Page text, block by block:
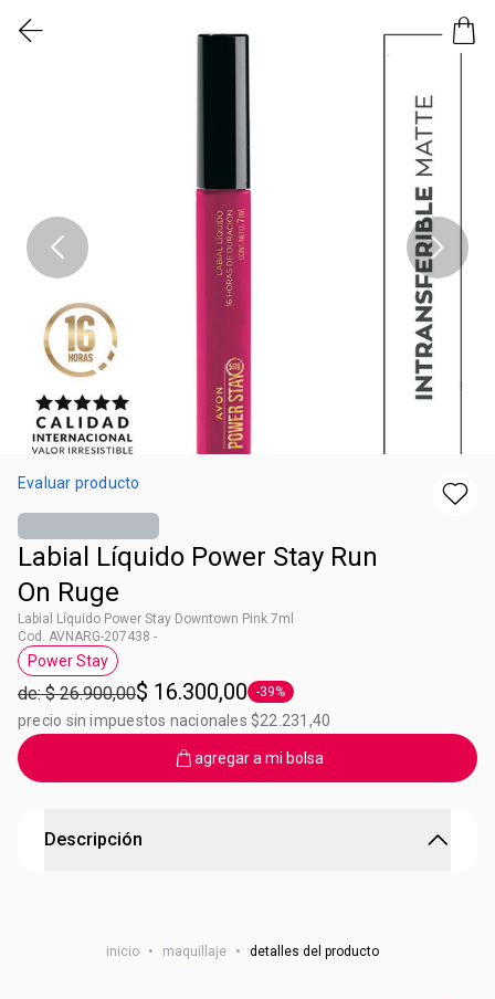
Evaluar producto
Labial Líquido Power Stay Run
On Ruge
Labial Líquido Power Stay Downtown Pink 7ml
Cod. AVNARG-207438 -
Etiqueta Power Stay
Power Stay
de: $ 26.900,00$ 16.300,00 Etiqueta -39%
-39%
precio sin impuestos nacionales $22.231,40
agregar a mi bolsa
Descripción
labial que llegó para quedarse. ¿Qué esperás para sumarlo
inicio • maquillaje • detalles del producto